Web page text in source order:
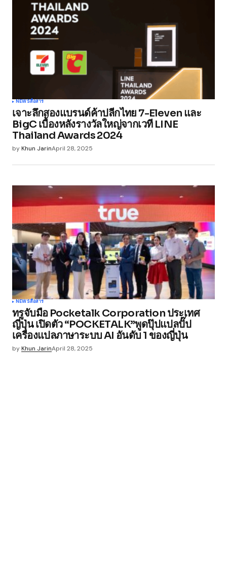
NEWSสื่อสาร
เจาะลึกสองแบรนด์ค้าปลีกไทย 7-Eleven และ
BigC เบื้องหลังรางวัลใหญ่จากเวที LINE
Thailand Awards 2024
byKhun JarinApril 28, 2025
NEWSสื่อสาร
ทรูจับมือ Pocketalk Corporation ประเทศ
ญี่ปุ่น เปิดตัว “POCKETALK”พูดปุ๊ปแปลปั๊ป
เครื่องแปลภาษาระบบ AI อันดับ 1 ของญี่ปุ่น
byKhun JarinApril 28, 2025